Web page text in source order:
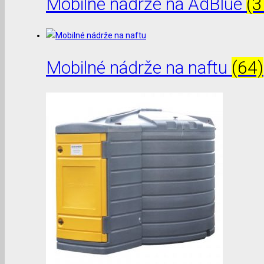
Mobilné nádrže na naftu (64)